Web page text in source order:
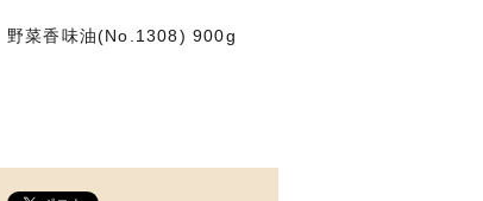
野菜香味油(No.1308) 900g